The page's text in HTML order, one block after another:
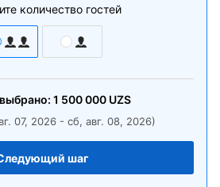
количество гостей
выбрано: 1 500 000 UZS
07, 2026 - сб, авг. 08, 2026)
шаг